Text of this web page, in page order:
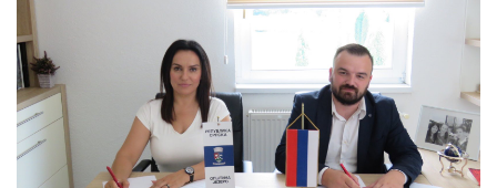
НАЧЕЛНИК
О Начелнику
Замјеник начелника
Извјештај о раду начелника